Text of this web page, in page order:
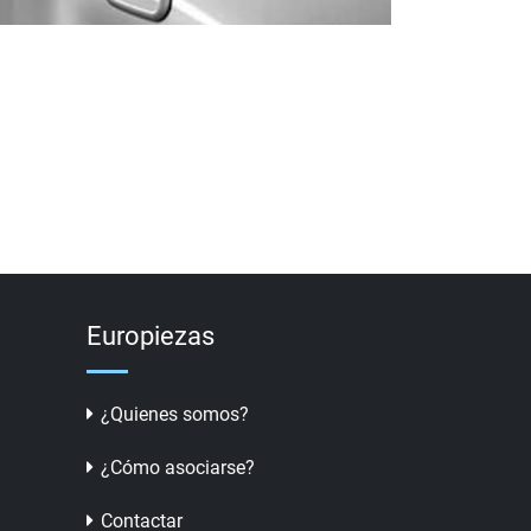
Europiezas
¿Quienes somos?
¿Cómo asociarse?
Contactar